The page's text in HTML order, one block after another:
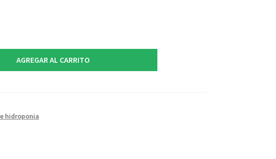
AGREGAR AL CARRITO
hidroponia